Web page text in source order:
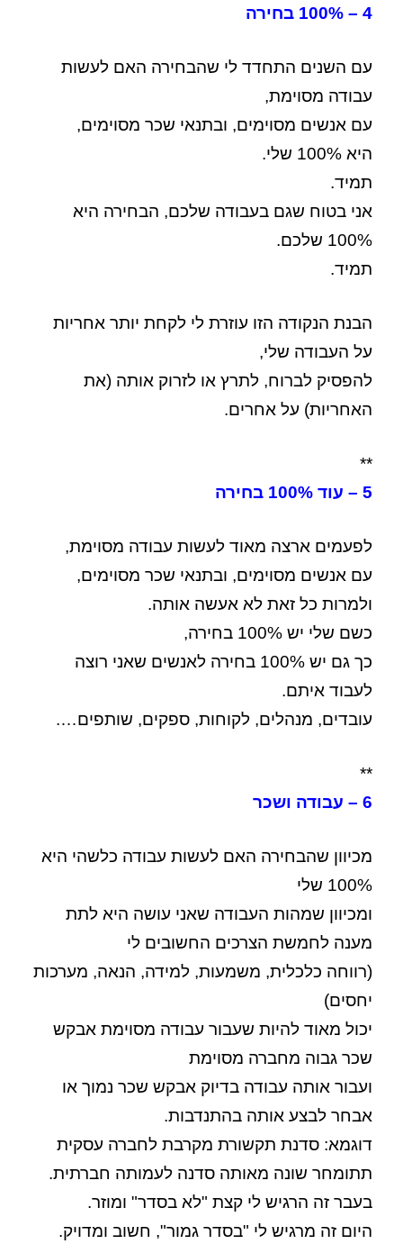
4 – 100% בחירה
עם השנים התחדד לי שהבחירה האם לעשות
עבודה מסוימת,
עם אנשים מסוימים, ובתנאי שכר מסוימים,
היא 100% שלי.
תמיד.
אני בטוח שגם בעבודה שלכם, הבחירה היא
100% שלכם.
תמיד.
הבנת הנקודה הזו עוזרת לי לקחת יותר אחריות
על העבודה שלי,
להפסיק לברוח, לתרץ או לזרוק אותה (את
האחריות) על אחרים.
**
5 – עוד 100% בחירה
לפעמים ארצה מאוד לעשות עבודה מסוימת,
עם אנשים מסוימים, ובתנאי שכר מסוימים,
ולמרות כל זאת לא אעשה אותה.
כשם שלי יש 100% בחירה,
כך גם יש 100% בחירה לאנשים שאני רוצה
לעבוד איתם.
עובדים, מנהלים, לקוחות, ספקים, שותפים….
**
6 – עבודה ושכר
מכיוון שהבחירה האם לעשות עבודה כלשהי היא
100% שלי
ומכיוון שמהות העבודה שאני עושה היא לתת
מענה לחמשת הצרכים החשובים לי
(רווחה כלכלית, משמעות, למידה, הנאה, מערכות
יחסים)
יכול מאוד להיות שעבור עבודה מסוימת אבקש
שכר גבוה מחברה מסוימת
ועבור אותה עבודה בדיוק אבקש שכר נמוך או
אבחר לבצע אותה בהתנדבות.
דוגמא: סדנת תקשורת מקרבת לחברה עסקית
תתומחר שונה מאותה סדנה לעמותה חברתית.
בעבר זה הרגיש לי קצת "לא בסדר" ומוזר.
היום זה מרגיש לי "בסדר גמור", חשוב ומדויק.